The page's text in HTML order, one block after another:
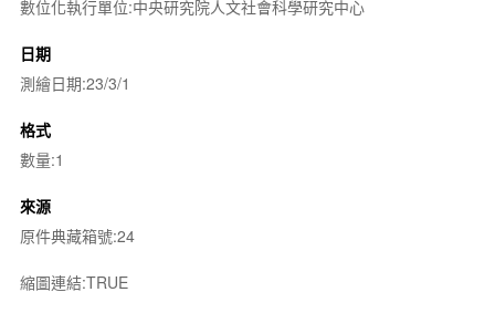
數位化執行單位:中央研究院人文社會科學研究中心
日期
測繪日期:23/3/1
格式
數量:1
來源
原件典藏箱號:24
縮圖連結:TRUE